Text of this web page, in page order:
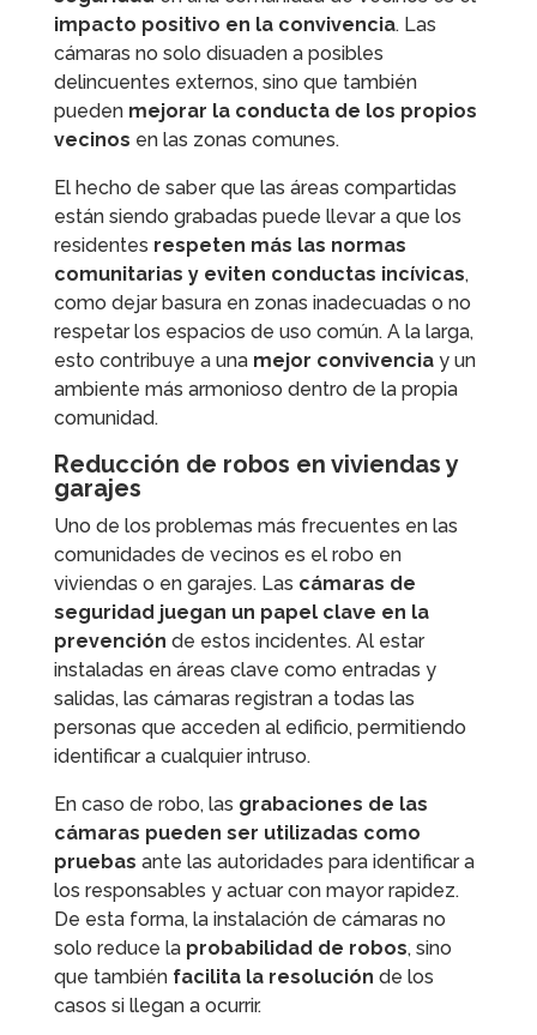
impacto positivo en la convivencia. Las
cámaras no solo disuaden a posibles
delincuentes externos, sino que también
pueden mejorar la conducta de los propios
vecinos en las zonas comunes.
El hecho de saber que las áreas compartidas
están siendo grabadas puede llevar a que los
residentes respeten más las normas
comunitarias y eviten conductas incívicas,
como dejar basura en zonas inadecuadas o no
respetar los espacios de uso común. A la larga,
esto contribuye a una mejor convivenciay un
ambiente más armonioso dentro de la propia
comunidad.
Reducción de robos en viviendas y
garajes
Uno de los problemas más frecuentes en las
comunidades de vecinos es el robo en
viviendas o en garajes. Las cámaras de
seguridad juegan un papel clave en la
prevención de estos incidentes. Al estar
instaladas en áreas clave como entradas y
salidas, las cámaras registran a todas las
personas que acceden al edificio, permitiendo
identificar a cualquier intruso.
En caso de robo, las grabaciones de las
cámaras pueden ser utilizadas como
pruebas ante las autoridades para identificar a
los responsables y actuar con mayor rapidez.
De esta forma, la instalación de cámaras no
solo reduce la probabilidad de robos, sino
que también facilita la resolución de los
casos si llegan a ocurrir.